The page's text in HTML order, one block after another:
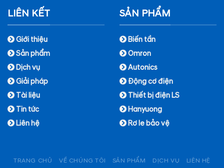
LIÊN KẾT
Giới thiệu
Sản phẩm
Dịch vụ
Giải pháp
Tài liệu
Tin tức
Liên hệ
SẢN PHẨM
Biến tần
Omron
Autonics
Động cơ điện
Thiết bị điện LS
Hanyuong
Rơ le bảo vệ
TRANG CHỦ VỀ CHÚNG TÔI SẢN PHẨM DỊCH VỤ LIÊN HỆ